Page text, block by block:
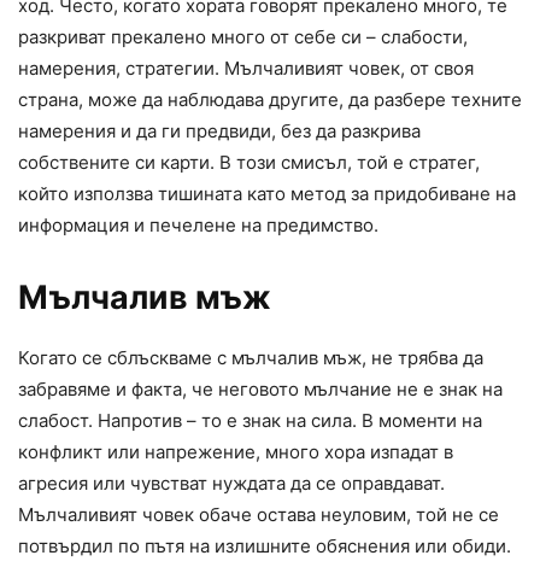
ход. Често, когато хората говорят прекалено много, те
разкриват прекалено много от себе си – слабости,
намерения, стратегии. Мълчаливият човек, от своя
страна, може да наблюдава другите, да разбере техните
намерения и да ги предвиди, без да разкрива
собствените си карти. В този смисъл, той е стратег,
който използва тишината като метод за придобиване на
информация и печелене на предимство.
Мълчалив мъж
Когато се сблъскваме с мълчалив мъж, не трябва да
забравяме и факта, че неговото мълчание не е знак на
слабост. Напротив – то е знак на сила. В моменти на
конфликт или напрежение, много хора изпадат в
агресия или чувстват нуждата да се оправдават.
Мълчаливият човек обаче остава неуловим, той не се
потвърдил по пътя на излишните обяснения или обиди.